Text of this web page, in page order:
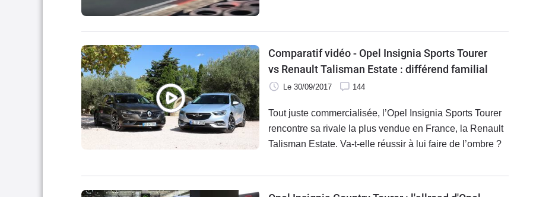
Comparatif vidéo - Opel Insignia Sports Tourer
vs Renault Talisman Estate : différend familial
Le 30/09/2017 144
Tout juste commercialisée, l’Opel Insignia Sports Tourer
rencontre sa rivale la plus vendue en France, la Renault
Talisman Estate. Va-t-elle réussir à lui faire de l’ombre ?